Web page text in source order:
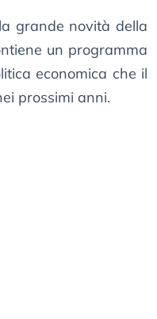
grande novità della
un programma
economica che il
prossimi anni.